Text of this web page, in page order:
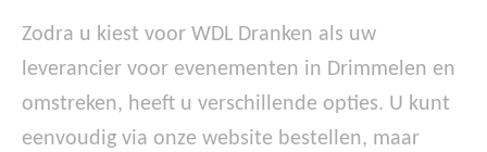
Zodra u kiest voor WDL Dranken als uw
leverancier voor evenementen in Drimmelen en
omstreken, heeft u verschillende opties. U kunt
eenvoudig via onze website bestellen, maar